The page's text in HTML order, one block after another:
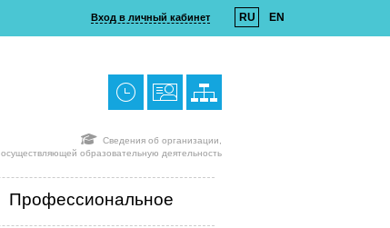
Вход в личный кабинет RU EN
Сведения об организации,
осуществляющей образовательную деятельность
Профессиональное